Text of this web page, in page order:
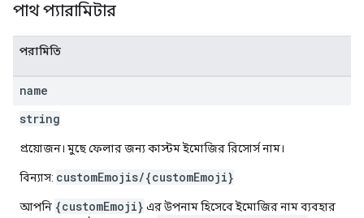
পাথ প্যারামিটার
পরামিতি
name
string
প্রয়োজন। মুছে ফেলার জন্য কাস্টম ইমোজির রিসোর্স নাম।
বিন্যাস: customEmojis/{customEmoji}
আপনি {customEmoji} এর উপনাম হিসেবে ইমোজির নাম ব্যবহার